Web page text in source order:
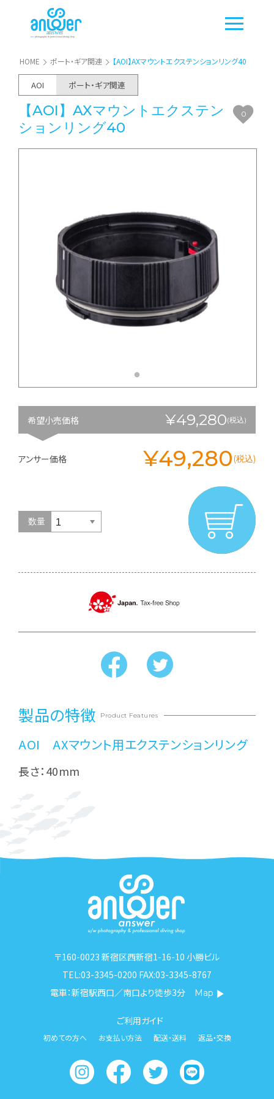
HOME ポート・ギア関連 【AOI】AXマウントエクステンションリング40
AOI ポート・ギア関連
【AOI】AXマウントエクステン
ションリング40
0
希望小売価格 ¥49,280(税込)
アンサー価格 ¥49,280 (税込)
数量
製品の特徴 Product Features
AOI AXマウント用エクステンションリング
長さ：40mm
〒160-0023 新宿区西新宿1-16-10 小勝ビル
TEL:03-3345-0200 FAX:03-3345-8767
電車：新宿駅西口／南口より徒歩3分
Map
ご利用ガイド
初めての方へ お支払い方法 配送・送料 返品・交換